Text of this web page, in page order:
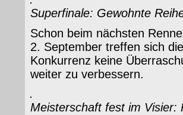
Superfinale: Gewohnte
Schon beim nächsten
2. September treffen sich
Konkurrenz keine
weiter zu verbessern.
Meisterschaft fest im Visier: